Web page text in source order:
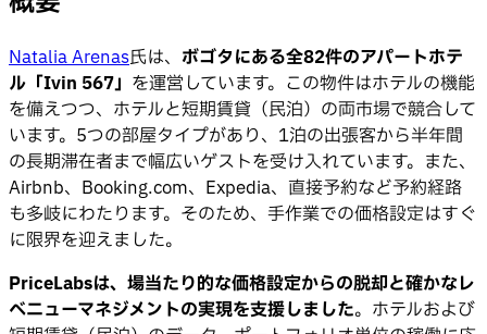
Natalia Arenas氏は、 ボゴタにある全82件のアパートホテ
ル「Ivin 567」 を運営しています。この物件はホテルの機能
を備えつつ、ホテルと短期賃貸（民泊）の両市場で競合して
います。5つの部屋タイプがあり、1泊の出張客から半年間
の長期滞在者まで幅広いゲストを受け入れています。また、
Airbnb、Booking.com、Expedia、直接予約など予約経路
も多岐にわたります。そのため、手作業での価格設定はすぐ
に限界を迎えました。
PriceLabsは、場当たり的な価格設定からの脱却と確かなレ
ベニューマネジメントの実現を支援しました。ホテルおよび